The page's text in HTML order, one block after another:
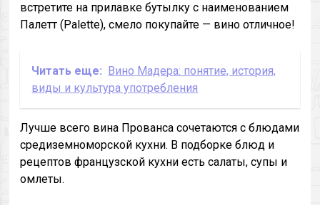
встретите на прилавке бутылку с наименованием
Палетт (Palette), смело покупайте — вино отличное!
Читать еще: Вино Мадера: понятие, история,
виды и культура употребления
Лучше всего вина Прованса сочетаются с блюдами
средиземноморской кухни. В подборке блюд и
рецептов французской кухни есть салаты, супы и
омлеты.